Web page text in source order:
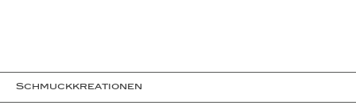
Schmuckkreationen